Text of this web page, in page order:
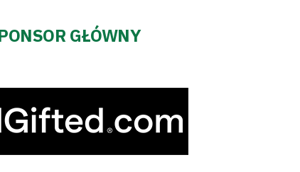
GŁÓWNY